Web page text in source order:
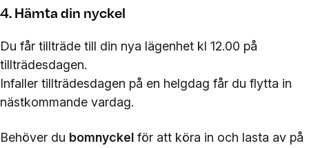
4. Hämta din nyckel
Du får tillträde till din nya lägenhet kl 12.00 på
tillträdesdagen.
Infaller tillträdesdagen på en helgdag får du flytta in
nästkommande vardag.
Behöver du bomnyckel för att köra in och lasta av på